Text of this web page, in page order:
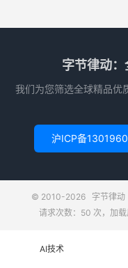
字节律动
我们为您筛选全球精品优
沪ICP备
© 2010-2026 字节律动
请求次数：50 次，加
AI技术